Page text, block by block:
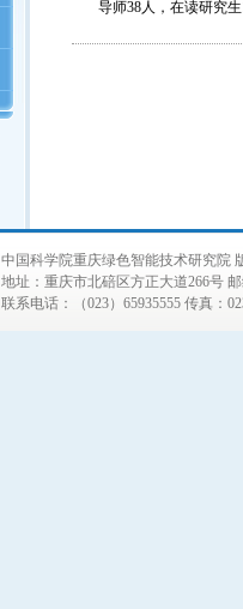
导师38人，在读研究生
中国科学院重庆绿色智能技术研究院
地址：重庆市北碚区方正大道266号 邮
联系电话：（023）65935555 传真：